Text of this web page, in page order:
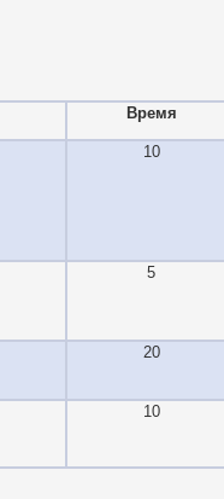
Время
10
5
20
10